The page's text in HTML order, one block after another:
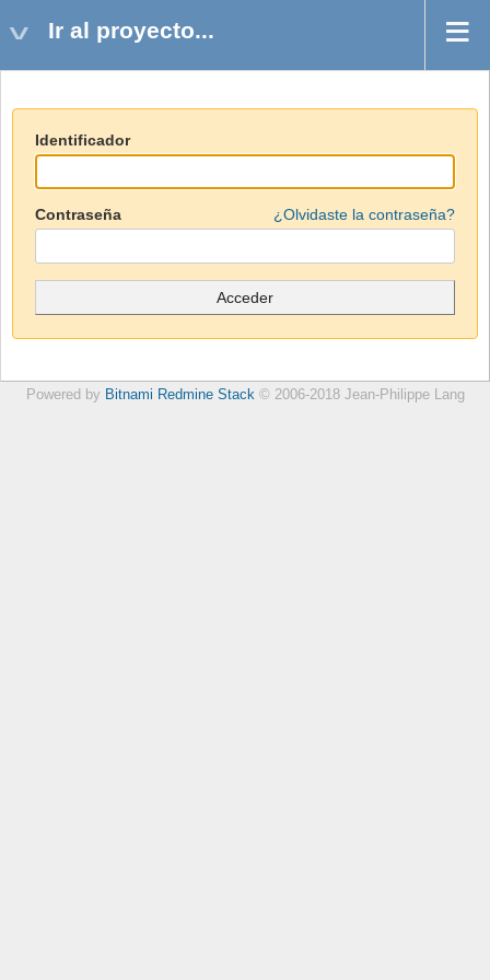
Ir al proyecto...
Identificador
Contraseña ¿Olvidaste la contraseña?
Powered by Bitnami Redmine Stack© 2006-2018 Jean-Philippe Lang